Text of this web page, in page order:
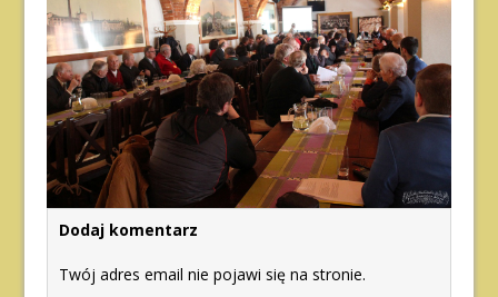
Dodaj komentarz
Twój adres email nie pojawi się na stronie.